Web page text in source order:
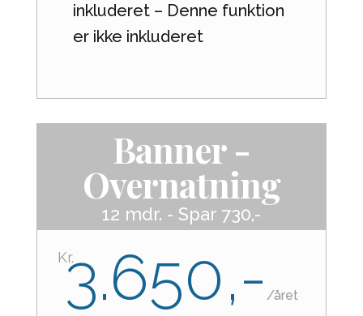
inkluderet – Denne funktion
er ikke inkluderet
Banner -
Overnatning
12 mdr. - Spar 730,-
Kr.3.650,- /året